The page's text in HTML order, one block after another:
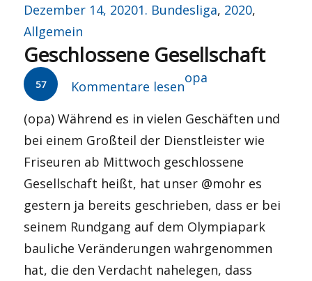
Veröffentlicht
am
Dezember 14, 2020Kategorien
1. Bundesliga, 2020,
Allgemein
Geschlossene Gesellschaft
57 Kommentare lesen
Autor
opa
(opa) Während es in vielen Geschäften und
bei einem Großteil der Dienstleister wie
Friseuren ab Mittwoch geschlossene
Gesellschaft heißt, hat unser @mohr es
gestern ja bereits geschrieben, dass er bei
seinem Rundgang auf dem Olympiapark
bauliche Veränderungen wahrgenommen
hat, die den Verdacht nahelegen, dass